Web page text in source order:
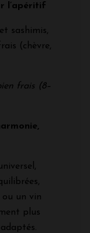
l’apéritif
sashimis,
(chèvre,
frais (8–
ou un vin
plus